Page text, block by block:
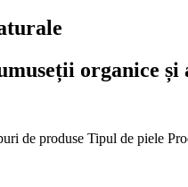
organice și
de produse Tipul de piele